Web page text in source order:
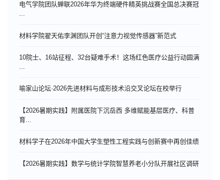
电气学院团队蝉联2026年华为终端硬件精英挑战赛全国总决赛冠
...
材料学院翟天佑李渊团队开创“注意力视觉传感器”新范式
10院士、16站征程、32台疑难手术！这场红色医疗公益行动圆满
...
喻家山论坛·2026先进材料与成形技术沿交叉论坛在校举行
【2026暑期实践】附属医院下沉岳西 多维赋能基层医疗、科普
育...
材料学子在2026年中国大学生塑性工程实践与创新赛中再创佳绩
【2026暑期实践】数学与统计学院智慧养老小分队开展社区调研